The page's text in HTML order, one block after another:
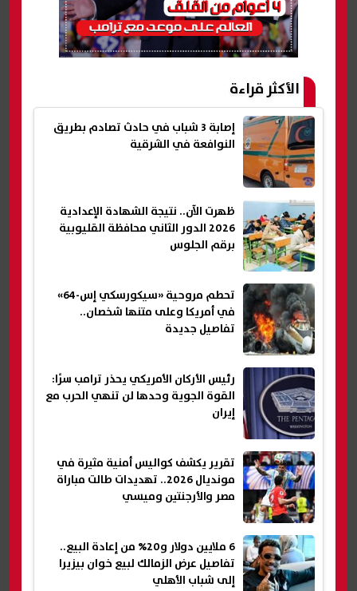
الأكثر قراءة
إصابة 3 شباب في حادث تصادم بطريق
النوافعة في الشرقية
ظهرت الآن.. نتيجة الشهادة الإعدادية
2026 الدور الثاني محافظة القليوبية
برقم الجلوس
تحطم مروحية «سيكورسكي إس-64»
في أمريكا وعلى متنها شخصان..
تفاصيل جديدة
رئيس الأركان الأمريكي يحذر ترامب سرًا:
القوة الجوية وحدها لن تنهي الحرب مع
إيران
تقرير يكشف كواليس أمنية مثيرة في
مونديال 2026.. تهديدات طالت مباراة
مصر والأرجنتين وميسي
6 ملايين دولار و20% من إعادة البيع..
تفاصيل عرض الزمالك لبيع خوان بيزيرا
إلى شباب الأهلي